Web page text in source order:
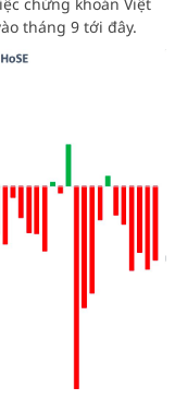
tháng 9 tới đây.